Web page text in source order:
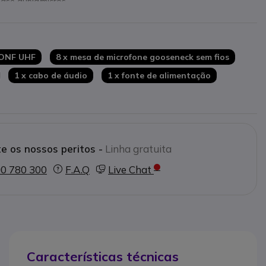
fraca
não balanceadas
2 sistemas
UHF
8 x mesa de microfone gooseneck sem fios
1 x cabo de áudio
1 x fonte de alimentação
os nossos peritos - Linha gratuita
780 300
F.A.Q Live Chat
Características técnicas